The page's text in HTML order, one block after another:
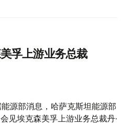
孚上游业务总裁
能源部消息，哈萨克斯坦能源部
见埃克森美孚上游业务总裁丹·